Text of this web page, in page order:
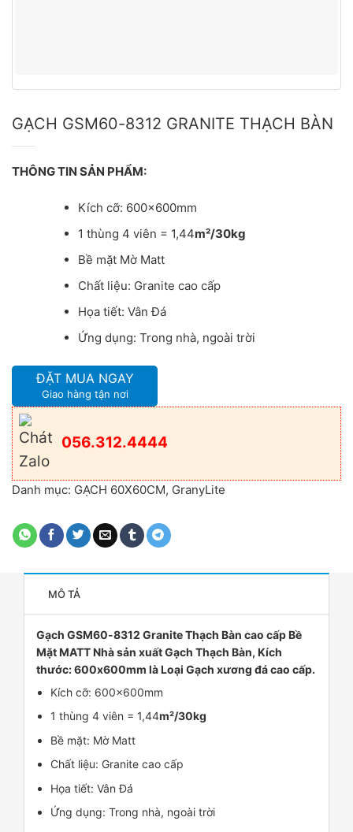
GẠCH GSM60-8312 GRANITE THẠCH BÀN
THÔNG TIN SẢN PHẨM:
Kích cỡ: 600x600mm
1 thùng 4 viên = 1,44m²/30kg
Bề mặt Mờ Matt
Chất liệu: Granite cao cấp
Họa tiết: Vân Đá
Ứng dụng: Trong nhà, ngoài trời
ĐẶT MUA NGAY
Giao hàng tận nơi
056.312.4444
Danh mục: GẠCH 60X60CM, GranyLite
MÔ TẢ
Gạch GSM60-8312 Granite Thạch Bàn cao cấp Bề
Mặt MATT Nhà sản xuất Gạch Thạch Bàn, Kích
thước: 600x600mm là Loại Gạch xương đá cao cấp.
Kích cỡ: 600x600mm
1 thùng 4 viên = 1,44m²/30kg
Bề mặt: Mờ Matt
Chất liệu: Granite cao cấp
Họa tiết: Vân Đá
Ứng dụng: Trong nhà, ngoài trời